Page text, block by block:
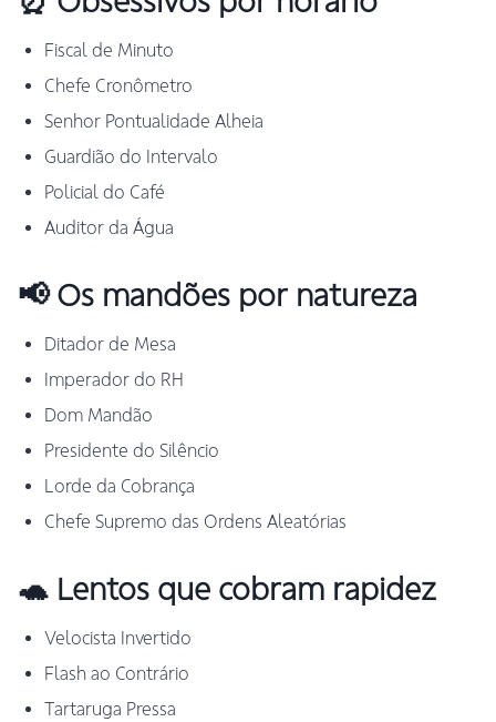
Fiscal de Minuto
Chefe Cronômetro
Senhor Pontualidade Alheia
Guardião do Intervalo
Policial do Café
Auditor da Água
📢 Os mandões por natureza
Ditador de Mesa
Imperador do RH
Dom Mandão
Presidente do Silêncio
Lorde da Cobrança
Chefe Supremo das Ordens Aleatórias
🐢 Lentos que cobram rapidez
Velocista Invertido
Flash ao Contrário
Tartaruga Pressa